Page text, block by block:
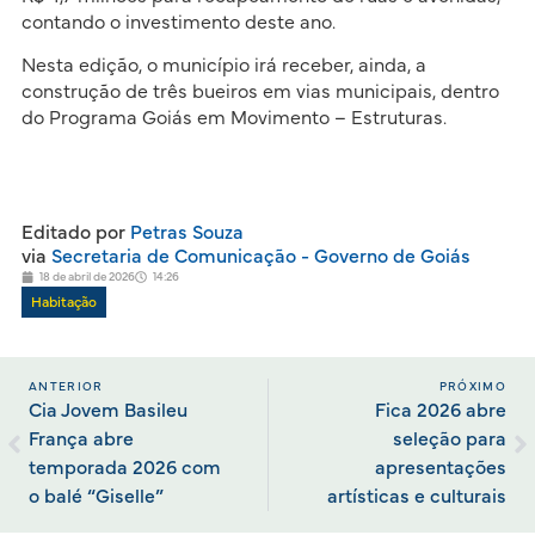
contando o investimento deste ano.
Nesta edição, o município irá receber, ainda, a
construção de três bueiros em vias municipais, dentro
do Programa Goiás em Movimento – Estruturas.
Editado porPetras Souza
via Secretaria de Comunicação - Governo de Goiás
18 de abril de 2026 14:26
Habitação
ANTERIOR
Cia Jovem Basileu
França abre
temporada 2026 com
o balé “Giselle”
PRÓXIMO
Fica 2026 abre
seleção para
apresentações
artísticas e culturais